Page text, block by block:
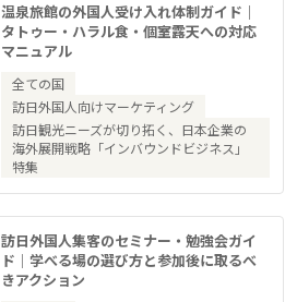
温泉旅館の外国人受け入れ体制ガイド｜
タトゥー・ハラル食・個室露天への対応
マニュアル
全ての国
訪日外国人向けマーケティング
訪日観光ニーズが切り拓く、日本企業の
海外展開戦略「インバウンドビジネス」
特集
訪日外国人集客のセミナー・勉強会ガイ
ド｜学べる場の選び方と参加後に取るべ
きアクション